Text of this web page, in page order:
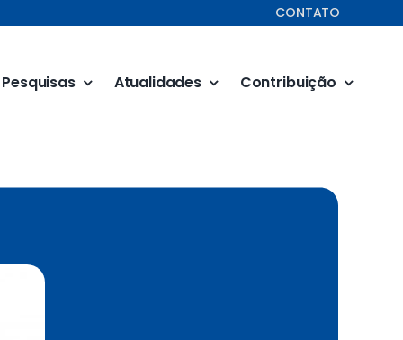
CONTATO
Pesquisas Atualidades Contribuição